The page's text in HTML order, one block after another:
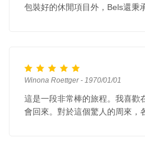
包裝好的休閒項目外，Bels還秉
Winona Roettger - 1970/01/01
這是一段非常棒的旅程。我喜歡
會回來。對於這個驚人的周來，